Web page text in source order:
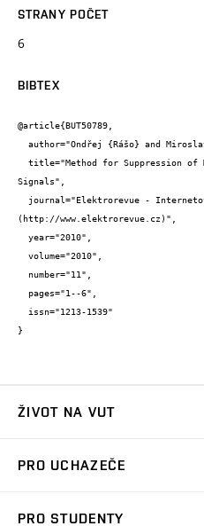
STRANY POČET
6
BIBTEX
@article{BUT50789,
Signals",
(http://www.elektrorevue.cz)",
}
ŽIVOT NA VUT
Koleje
PRO UCHAZEČE
PRO STUDENTY